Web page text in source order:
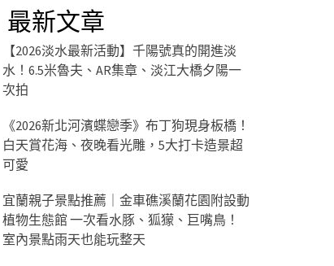
最新文章
【2026淡水最新活動】千陽號真的開進淡
水！6.5米魯夫、AR集章、淡江大橋夕陽一
次拍
《2026新北河濱蝶戀季》布丁狗現身板橋！
白天賞花海、夜晚看光雕，5大打卡造景超
可愛
宜蘭親子景點推薦｜金車礁溪蘭花園附設動
植物生態館 一次看水豚、狐獴、巨嘴鳥！
室內景點雨天也能玩整天